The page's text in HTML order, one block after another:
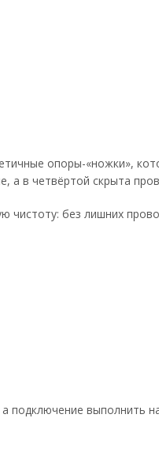
опоры-«ножки»,
а в четвёртой скрыта
чистоту: без лишних
подключение выполнить